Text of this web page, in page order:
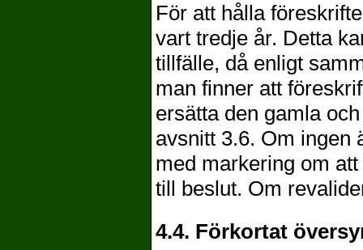
För att hålla
vart tredje år. Detta
tillfälle, då enligt
man finner att
ersätta den gamla
avsnitt 3.6. Om ingen
med markering om
till beslut. Om
4.4. Förkortat